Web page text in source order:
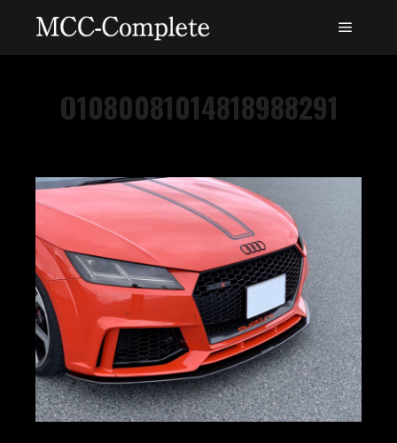
O1080081014818988291